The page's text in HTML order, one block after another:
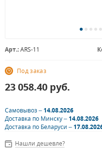
Арт.:ARS-11
Под заказ
23 058.40 руб.
Самовывоз –14.08.2026
Доставка по Минску –14.08.2026
Доставка по Беларуси –
Нашли дешевле?